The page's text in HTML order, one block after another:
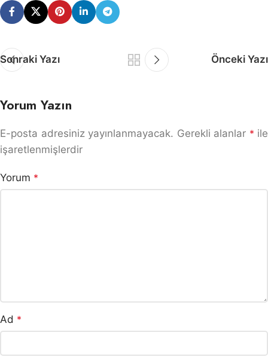
Sonraki Yazı Önceki Yazı
Yorum Yazın
E-posta adresiniz yayınlanmayacak. Gerekli alanlar * ile
işaretlenmişlerdir
Yorum *
Ad *